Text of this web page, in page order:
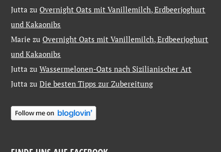
Jutta zuOvernight Oats mit Vanillemilch, Erdbeerjoghurt
und Kakaonibs
Marie zuOvernight Oats mit Vanillemilch, Erdbeerjoghurt
und Kakaonibs
Jutta zuWassermelonen-Oats nach Sizilianischer Art
Jutta zuDie besten Tipps zur Zubereitung